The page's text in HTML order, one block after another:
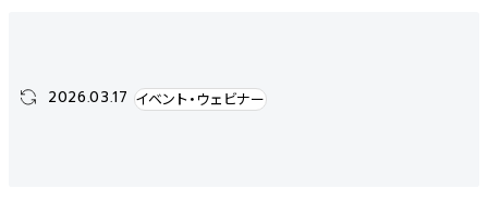
2026.03.17 イベント・ウェビナー